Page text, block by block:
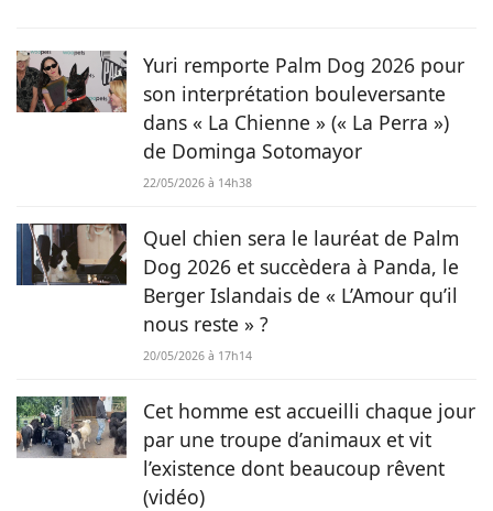
Yuri remporte Palm Dog 2026 pour
son interprétation bouleversante
dans « La Chienne » (« La Perra »)
de Dominga Sotomayor
22/05/2026 à 14h38
Quel chien sera le lauréat de Palm
Dog 2026 et succèdera à Panda, le
Berger Islandais de « L’Amour qu’il
nous reste » ?
20/05/2026 à 17h14
Cet homme est accueilli chaque jour
par une troupe d’animaux et vit
l’existence dont beaucoup rêvent
(vidéo)